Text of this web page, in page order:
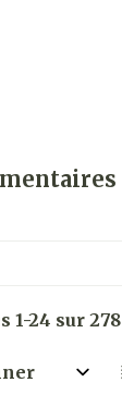
1-24 sur 278